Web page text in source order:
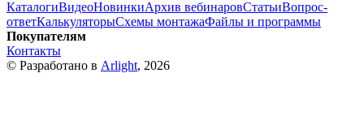
КаталогиВидеоНовинкиАрхив вебинаровСтатьиВопрос-
ответКалькуляторыСхемы монтажаФайлы и программы
Покупателям
Контакты
© Разработано в Arlight, 2026